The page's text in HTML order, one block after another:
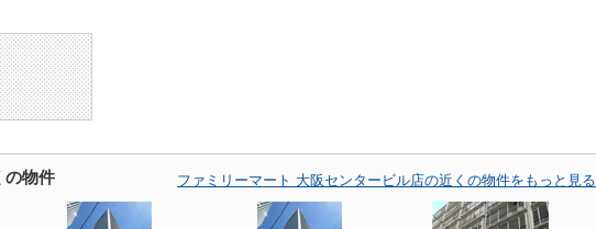
の物件 ファミリーマート 大阪センタービル店の近くの物件をもっと見る